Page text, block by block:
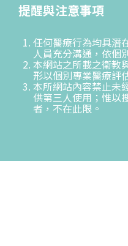
提醒與注意事項
任何醫療行為均具潛
人員充分溝通，依個
本網站之所載之衛教
形以個別專業醫療評
本所網站內容禁止未
供第三人使用；惟以
者，不在此限。